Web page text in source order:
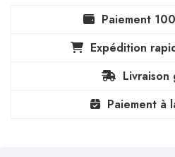
Paiement
Expédition
Livraison
Paiement à